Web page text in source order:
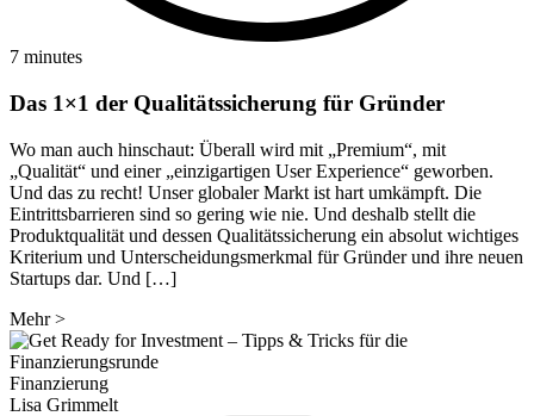
7 minutes
Das 1×1 der Qualitätssicherung für Gründer
Wo man auch hinschaut: Überall wird mit „Premium“, mit
„Qualität“ und einer „einzigartigen User Experience“ geworben.
Und das zu recht! Unser globaler Markt ist hart umkämpft. Die
Eintrittsbarrieren sind so gering wie nie. Und deshalb stellt die
Produktqualität und dessen Qualitätssicherung ein absolut wichtiges
Kriterium und Unterscheidungsmerkmal für Gründer und ihre neuen
Startups dar. Und […]
Mehr>
Finanzierung
Lisa Grimmelt